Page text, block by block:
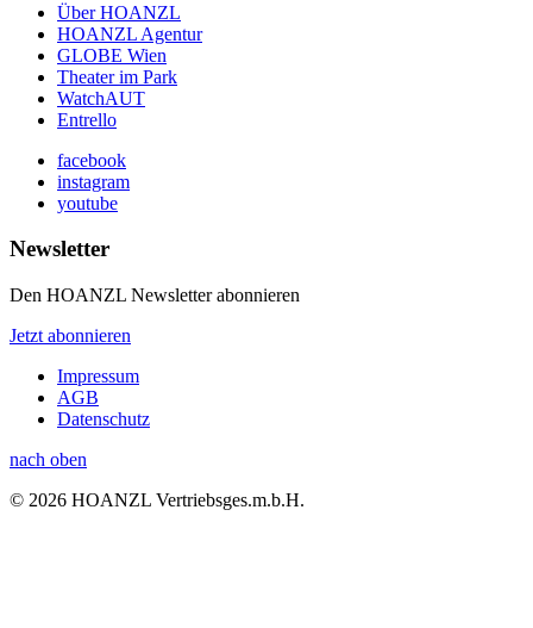
Über HOANZL
HOANZL Agentur
GLOBE Wien
Theater im Park
WatchAUT
Entrello
facebook
instagram
youtube
Newsletter
Den HOANZL Newsletter abonnieren
Jetzt abonnieren
Impressum
AGB
Datenschutz
nach oben
© 2026 HOANZL Vertriebsges.m.b.H.